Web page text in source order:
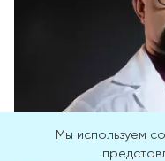
Мы используем